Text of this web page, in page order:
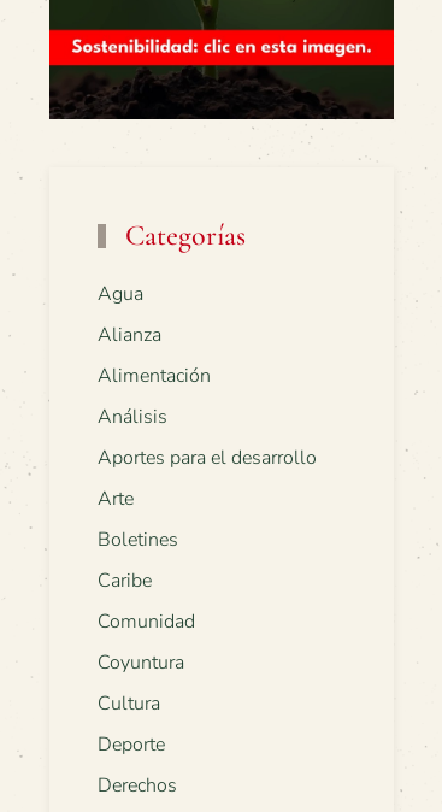
Categorías
Agua
Alianza
Alimentación
Análisis
Aportes para el desarrollo
Arte
Boletines
Caribe
Comunidad
Coyuntura
Cultura
Deporte
Derechos